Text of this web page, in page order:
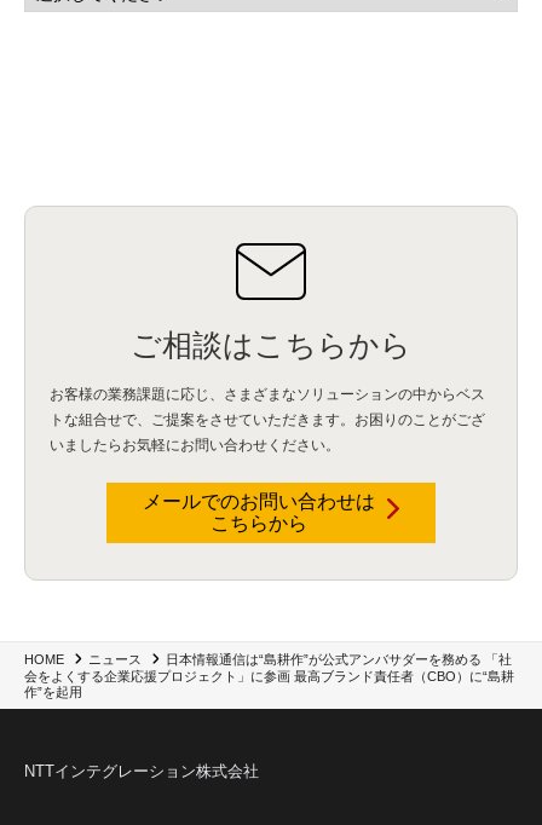
HOME ニュース
日本情報通信は“島耕作”が公式アンバサダーを務める 「社
会をよくする企業応援プロジェクト」に参画 最高ブランド責任者（CBO）に“島耕
作”を起用
ご相談はこちらから
お客様の業務課題に応じ、さまざまなソリューションの中からベス
トな組合せで、
ご提案をさせていただきます。お困りのことがござ
いましたらお気軽にお問い合わせください。
メールでのお問い合わせは
こちらから
NTTインテグレーション株式会社